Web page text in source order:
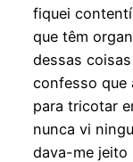
fiquei
que têm
dessas
confesso que
para tricotar
nunca vi
dava-me jeito